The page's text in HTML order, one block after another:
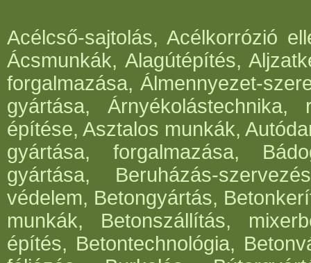
Acélcső-sajtolás, Acélkorrózió
Ácsmunkák, Alagútépítés,
forgalmazása, Álmennyezet-
gyártása, Árnyékolástechnika,
építése, Asztalos munkák,
gyártása, forgalmazása,
gyártása, Beruházás-
védelem, Betongyártás,
munkák, Betonszállítás,
építés, Betontechnológia,